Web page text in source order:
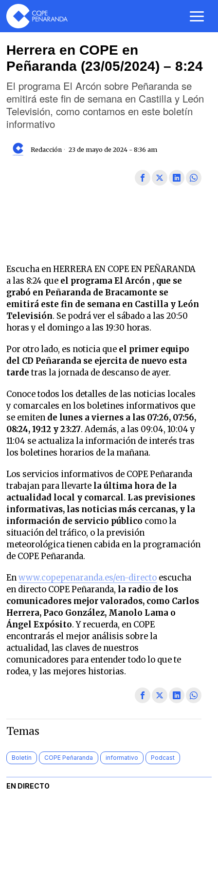
Herrera en COPE en
Peñaranda (23/05/2024) – 8:24
El programa El Arcón sobre Peñaranda se
emitirá este fin de semana en Castilla y León
Televisión, como contamos en este boletín
informativo
Redacción 23 de mayo de 2024 - 8:36 am
Escucha en HERRERA EN COPE EN PEÑARANDA
a las 8:24 que el programa El Arcón , que se
grabó en Peñaranda de Bracamonte se
emitirá este fin de semana en Castilla y León
Televisión. Se podrá ver el sábado a las 20:50
horas y el domingo a las 19:30 horas.
Por otro lado, es noticia que el primer equipo
del CD Peñaranda se ejercita de nuevo esta
tardetras la jornada de descanso de ayer.
Conoce todos los detalles de las noticias locales
y comarcales en los boletines informativos que
se emiten de lunes a viernes a las 07:26, 07:56,
08:24, 19:12 y 23:27. Además, a las 09:04, 10:04 y
11:04 se actualiza la información de interés tras
los boletines horarios de la mañana.
Los servicios informativos de COPE Peñaranda
trabajan para llevarte la última hora de la
actualidad local y comarcal. Las previsiones
informativas, las noticias más cercanas, y la
información de servicio público como la
situación del tráfico, o la previsión
meteorológica tienen cabida en la programación
de COPE Peñaranda.
Enwww.copepenaranda.es/en-directo escucha
en directo COPE Peñaranda, la radio de los
comunicadores mejor valorados, como Carlos
Herrera, Paco González, Manolo Lama o
Ángel Expósito. Y recuerda, en COPE
encontrarás el mejor análisis sobre la
actualidad, las claves de nuestros
comunicadores para entender todo lo que te
rodea, y las mejores historias.
Temas
Boletín COPE Peñaranda informativo Podcast
EN DIRECTO